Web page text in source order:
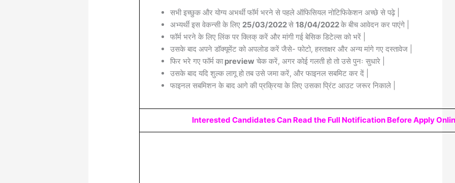
सभी इच्छुक और योग्य अभर्थी फॉर्म भरने से पहले ऑफिसियल नोटिफिकेशन अच्छे से पढ़े |
अभ्यर्थी इस वेकन्सी के लिए 25/03/2022से18/04/2022के बीच आवेदन कर पाएंगे |
फॉर्म भरने के लिए लिंक पर क्लिक् करें और मांगी गई बेसिक डिटेल्स को भरें |
उसके बाद अपने डॉक्यूमेंट को अपलोड करें जैसे- फोटो, हस्ताक्षर और अन्य मांगे गए दस्तावेज |
फिर भरे गए फॉर्म काpreview चेक करें, अगर कोई गलती हो तो उसे पुनः सुधारे |
उसके बाद यदि शुल्क लागू हो तब उसे जमा करें, और फाइनल सबमिट कर दें |
फाइनल सबमिशन के बाद आगे की प्रक्रिया के लिए उसका प्रिंट आउट जरूर निकाले |
Interested Candidates Can Read the Full Notification Before Apply